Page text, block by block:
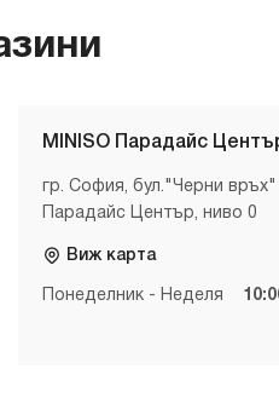
MINISO Парадайс
гр. София, бул."Черни
Парадайс Център, ниво 0
Виж карта
Понеделник - Неделя